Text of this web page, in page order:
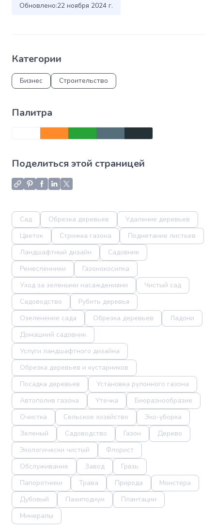
Обновлено:22 ноября 2024 г.
Категории
Бизнес Строительство
Палитра
Поделиться этой страницей
Сад Обрезка деревьев
Удаление деревьев
Цветок
Стрижка газона
Подметание листьев
Ландшафтный дизайн
Садовник
Ремесленники
Газонокосилка
Уход за зелеными насаждениями
Чистый сад
Садоводство
Рубить деревья
Озеленение сада
Обрезка деревьев
Ладони
Домашний садовник
Услуги ландшафтного дизайна
Обрезка деревьев и кустарников
Посадка деревьев
Установка рулонного газона
Автополив газона
Утечка
Биоразнообразие
Очистка
Сельское хозяйство
Эко-уборка
Зеленый
Садоводство Газон
Дерево
Экологически чистый
Флорист
Обслуживание
Завод
Грязь
Папоротники
Трава Природа
Монстера
Дубовый
Пахиподиум
Плантации
Минералы